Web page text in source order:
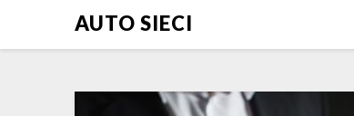
AUTO SIECI